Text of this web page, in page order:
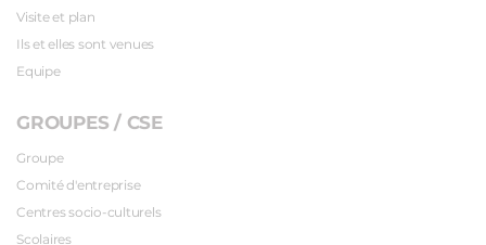
Visite et plan
Ils et elles sont venues
Equipe
GROUPES / CSE
Groupe
Comité d'entreprise
Centres socio-culturels
Scolaires